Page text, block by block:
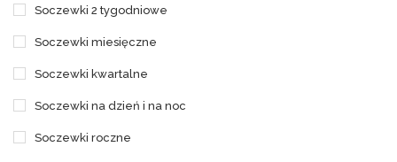
Soczewki 2 tygodniowe
Soczewki miesięczne
Soczewki kwartalne
Soczewki na dzień i na noc
Soczewki roczne